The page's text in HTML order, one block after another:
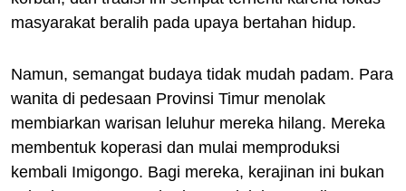
masyarakat beralih pada upaya bertahan hidup.
Namun, semangat budaya tidak mudah padam. Para
wanita di pedesaan Provinsi Timur menolak
membiarkan warisan leluhur mereka hilang. Mereka
membentuk koperasi dan mulai memproduksi
kembali Imigongo. Bagi mereka, kerajinan ini bukan